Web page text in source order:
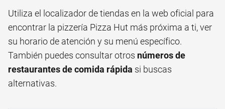
Utiliza el localizador de tiendas en la web oficial para
encontrar la pizzería Pizza Hut más próxima a ti, ver
su horario de atención y su menú específico.
También puedes consultar otros números de
restaurantes de comida rápida si buscas
alternativas.